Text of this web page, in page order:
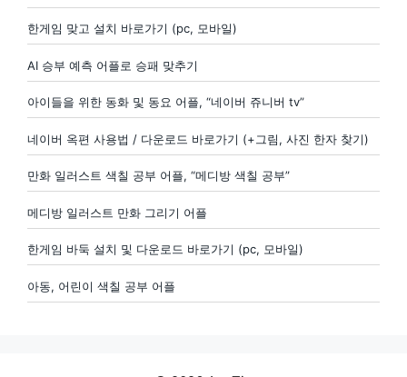
한게임 맞고 설치 바로가기 (pc, 모바일)
AI 승부 예측 어플로 승패 맞추기
아이들을 위한 동화 및 동요 어플, “네이버 쥬니버 tv”
네이버 옥편 사용법 / 다운로드 바로가기 (+그림, 사진 한자 찾기)
만화 일러스트 색칠 공부 어플, “메디방 색칠 공부”
메디방 일러스트 만화 그리기 어플
한게임 바둑 설치 및 다운로드 바로가기 (pc, 모바일)
아동, 어린이 색칠 공부 어플